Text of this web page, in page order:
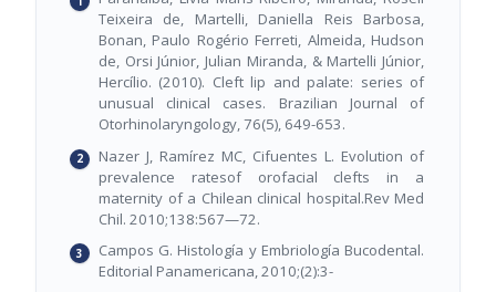
Teixeira de, Martelli, Daniella Reis Barbosa,
Bonan, Paulo Rogério Ferreti, Almeida, Hudson
de, Orsi Júnior, Julian Miranda, & Martelli Júnior,
Hercílio. (2010). Cleft lip and palate: series of
unusual clinical cases. Brazilian Journal of
Otorhinolaryngology, 76(5), 649-653.
Nazer J, Ramírez MC, Cifuentes L. Evolution of
prevalence ratesof orofacial clefts in a
maternity of a Chilean clinical hospital.Rev Med
Chil. 2010;138:567—72.
Campos G. Histología y Embriología Bucodental.
Editorial Panamericana, 2010;(2):3-